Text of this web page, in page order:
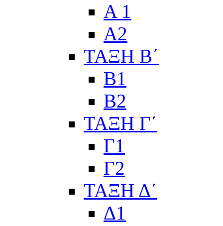
Α 1
Α2
ΤΑΞΗ Β΄
Β1
Β2
ΤΑΞΗ Γ΄
Γ1
Γ2
ΤΑΞΗ Δ΄
Δ1